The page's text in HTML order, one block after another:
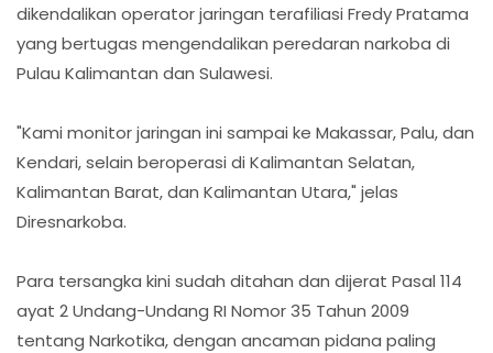
dikendalikan operator jaringan terafiliasi Fredy Pratama
yang bertugas mengendalikan peredaran narkoba di
Pulau Kalimantan dan Sulawesi.
"Kami monitor jaringan ini sampai ke Makassar, Palu, dan
Kendari, selain beroperasi di Kalimantan Selatan,
Kalimantan Barat, dan Kalimantan Utara," jelas
Diresnarkoba.
Para tersangka kini sudah ditahan dan dijerat Pasal 114
ayat 2 Undang-Undang RI Nomor 35 Tahun 2009
tentang Narkotika, dengan ancaman pidana paling